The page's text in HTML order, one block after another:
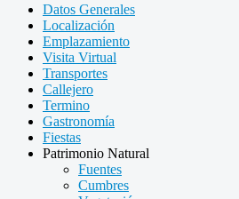
Datos Generales
Localización
Emplazamiento
Visita Virtual
Transportes
Callejero
Termino
Gastronomía
Fiestas
Patrimonio Natural
Fuentes
Cumbres